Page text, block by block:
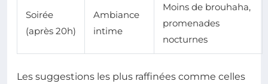
Soirée
(après 20h)
Ambiance
intime
Moins de brouhaha,
promenades
nocturnes
Les suggestions les plus raffinées comme celles